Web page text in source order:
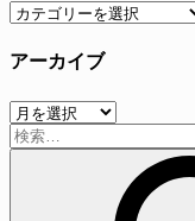
カ
ゴ
ー
アーカイブ
ア
ー
検
索: